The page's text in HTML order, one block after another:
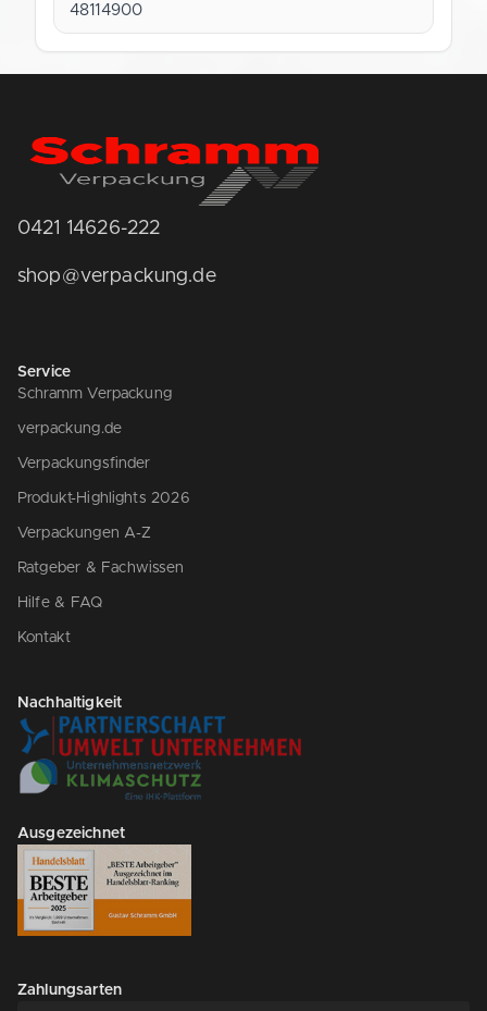
48114900
0421 14626-222
shop@verpackung.de
Service
Schramm Verpackung
verpackung.de
Verpackungsfinder
Produkt-Highlights 2026
Verpackungen A-Z
Ratgeber & Fachwissen
Hilfe & FAQ
Kontakt
Nachhaltigkeit
Ausgezeichnet
Zahlungsarten